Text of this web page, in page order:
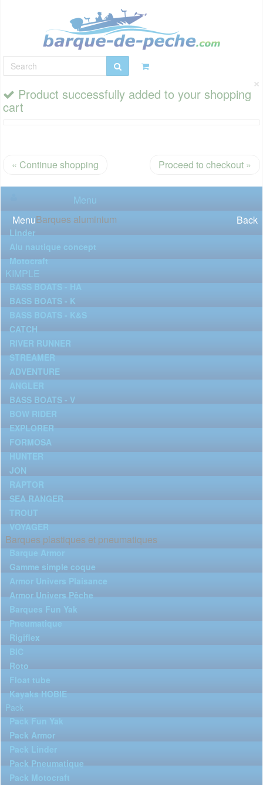
×
Product successfully added to your shopping
cart
« Continue shopping Proceed to checkout »
Menu
Menu
Back
Barques aluminium
Linder
Alu nautique concept
Motocraft
KIMPLE
BASS BOATS - HA
BASS BOATS - K
BASS BOATS - K&S
CATCH
RIVER RUNNER
STREAMER
ADVENTURE
ANGLER
BASS BOATS - V
BOW RIDER
EXPLORER
FORMOSA
HUNTER
JON
RAPTOR
SEA RANGER
TROUT
VOYAGER
Barques plastiques et pneumatiques
Barque Armor
Gamme simple coque
Armor Univers Plaisance
Armor Univers Pêche
Barques Fun Yak
Pneumatique
Rigiflex
BIC
Roto
Float tube
Kayaks HOBIE
Pack
Pack Fun Yak
Pack Armor
Pack Linder
Pack Pneumatique
Pack Motocraft